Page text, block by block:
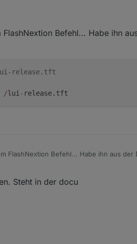
Basisinstallation#2-panel-mit-tasmota-
Mac arbeite.
Befehl... Habe ihn
release.tft
/lui -
FlashNextion Befehl... Habe ihn aus
lui-release.tft
Steht in der docu